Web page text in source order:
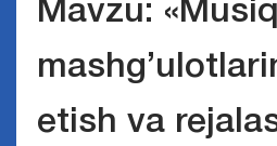
Mavzu:
etish va